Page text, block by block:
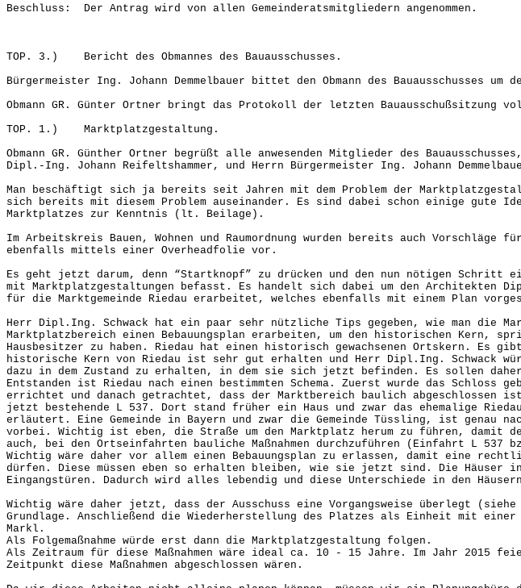
Beschluss: Der Antrag wird von allen Gemeinderatsmitgliedern angenommen.
TOP. 3.) Bericht des Obmannes des Bauausschusses.
Bürgermeister Ing. Johann Demmelbauer bittet den Obmann des Bauausschusses um
Obmann GR. Günter Ortner bringt das Protokoll der letzten Bauausschußsitzung
TOP. 1.) Marktplatzgestaltung.
Obmann GR. Günther Ortner begrüßt alle anwesenden Mitglieder des
Dipl.-Ing. Johann Reifeltshammer, und Herrn Bürgermeister Ing. Johann
Man beschäftigt sich ja bereits seit Jahren mit dem Problem der
sich bereits mit diesem Problem auseinander. Es sind dabei schon einige gute
Marktplatzes zur Kenntnis (lt. Beilage).
Im Arbeitskreis Bauen, Wohnen und Raumordnung wurden bereits auch
ebenfalls mittels einer Overheadfolie vor.
Es geht jetzt darum, denn “Startknopf” zu drücken und den nun nötigen
mit Marktplatzgestaltungen befasst. Es handelt sich dabei um den Architekten
für die Marktgemeinde Riedau erarbeitet, welches ebenfalls mit einem Plan
Herr Dipl.Ing. Schwack hat ein paar sehr nützliche Tips gegeben, wie man die
Marktplatzbereich einen Bebauungsplan erarbeiten, um den historischen Kern,
Hausbesitzer zu haben. Riedau hat einen historisch gewachsenen Ortskern. Es
historische Kern von Riedau ist sehr gut erhalten und Herr Dipl.Ing. Schwack
dazu in dem Zustand zu erhalten, in dem sie sich jetzt befinden. Es sollen daher
Entstanden ist Riedau nach einen bestimmten Schema. Zuerst wurde das Schloss
errichtet und danach getrachtet, dass der Marktbereich baulich abgeschlossen
jetzt bestehende L 537. Dort stand früher ein Haus und zwar das ehemalige
erläutert. Eine Gemeinde in Bayern und zwar die Gemeinde Tüssling, ist genau
vorbei. Wichtig ist eben, die Straße um den Marktplatz herum zu führen, damit
auch, bei den Ortseinfahrten bauliche Maßnahmen durchzuführen (Einfahrt L 537
Wichtig wäre daher vor allem einen Bebauungsplan zu erlassen, damit eine
dürfen. Diese müssen eben so erhalten bleiben, wie sie jetzt sind. Die Häuser
Eingangstüren. Dadurch wird alles lebendig und diese Unterschiede in den
Wichtig wäre daher jetzt, dass der Ausschuss eine Vorgangsweise überlegt
Grundlage. Anschließend die Wiederherstellung des Platzes als Einheit mit
Markl.
Als Folgemaßnahme würde erst dann die Marktplatzgestaltung folgen.
Als Zeitraum für diese Maßnahmen wäre ideal ca. 10 - 15 Jahre. Im Jahr 2015
Zeitpunkt diese Maßnahmen abgeschlossen wären.